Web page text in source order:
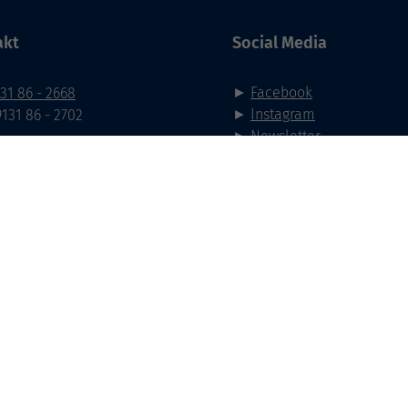
86 - 2668
86 - 2702
Social Media
► Facebook
► Instagram
►Newsletter